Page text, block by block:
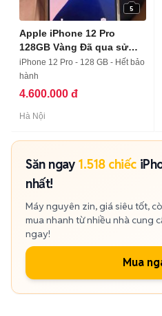
5
Apple iPhone 12 Pro
128GB Vàng Đã qua sử
dụng
iPhone 12 Pro - 128 GB - Hết bảo
hành
4.600.000 đ
Hà Nội
Săn ngay 1.518 chiếc
nhất!
Máy nguyên zin, giá siêu tốt,
mua nhanh từ nhiều nhà cung
ngay!
Mua